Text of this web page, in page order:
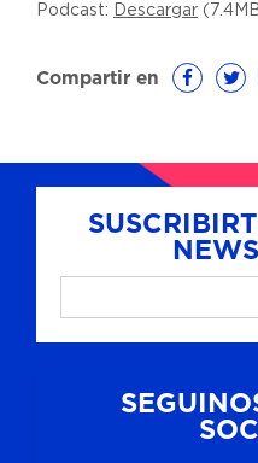
Podcast: Descargar
Compartir en